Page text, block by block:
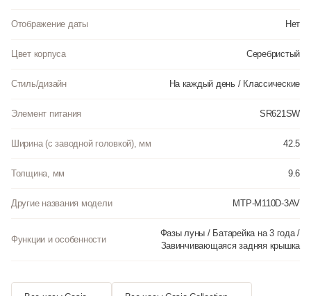
Отображение даты Нет
Цвет корпуса Серебристый
Стиль/дизайн На каждый день / Классические
Элемент питания SR621SW
Ширина (с заводной головкой), мм 42.5
Толщина, мм 9.6
Другие названия модели MTP-M110D-3AV
Функции и особенности
Фазы луны / Батарейка на 3 года /
Завинчивающаяся задняя крышка